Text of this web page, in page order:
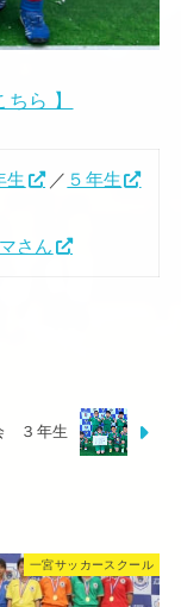
ら 】
生 ／ ５年生
さん
３年生
一宮サッカースクール